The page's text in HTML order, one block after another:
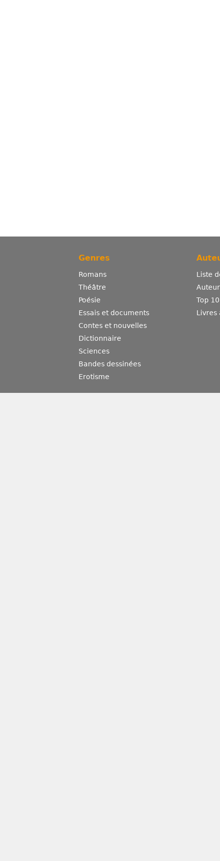
Genres
Romans
Théâtre
Poésie
Essais et documents
Contes et nouvelles
Dictionnaire
Sciences
Bandes dessinées
Erotisme
Liste
Top
Livres